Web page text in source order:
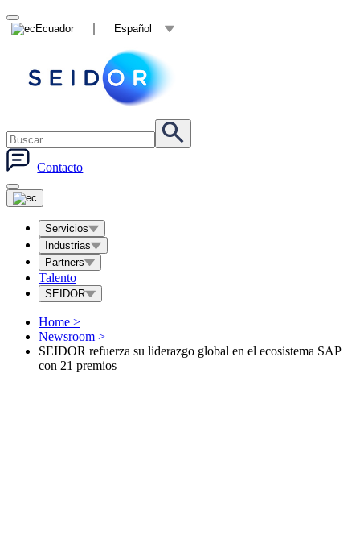
Ecuador Español
Contacto
Servicios
Industrias
Partners
Talento
SEIDOR
Home >
Newsroom >
SEIDOR refuerza su liderazgo global en el ecosistema SAP
con 21 premios